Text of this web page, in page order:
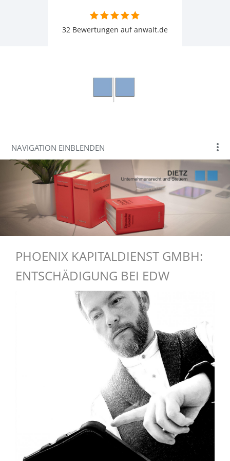
32 Bewertungen auf anwalt.de
NAVIGATION EINBLENDEN
PHOENIX KAPITALDIENST GMBH:
ENTSCHÄDIGUNG BEI EDW